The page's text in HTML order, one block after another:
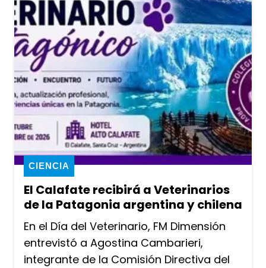
El Calafate recibirá a Veterinarios
de la Patagonia argentina y chilena
CIENCIA
En el Día del Veterinario, FM Dimensión
entrevistó a Agostina Cambarieri,
integrante de la Comisión Directiva del